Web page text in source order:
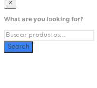
×
What are you looking for?